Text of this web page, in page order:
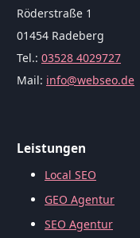
Röderstraße 1
01454 Radeberg
Tel.: 03528 4029727
Mail: info@webseo.de
Leistungen
Local SEO
GEO Agentur
SEO Agentur